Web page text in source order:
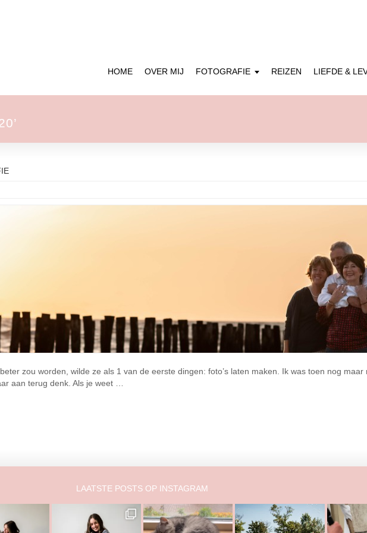
HOME OVER MIJ FOTOGRAFIE REIZEN LIEFDE &
zou worden, wilde ze als 1 van de eerste dingen: foto’s laten maken. Ik was toen nog
aan terug denk. Als je weet …
LAATSTE POSTS OP INSTAGRAM